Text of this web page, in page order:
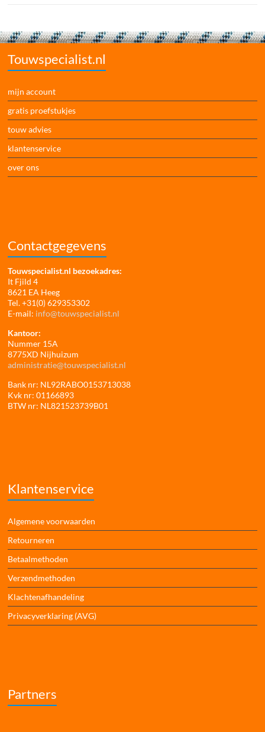
Touwspecialist.nl
mijn account
gratis proefstukjes
touw advies
klantenservice
over ons
Contactgegevens
Touwspecialist.nl bezoekadres:
It Fjild 4
8621 EA Heeg
Tel. +31(0) 629353302
E-mail: info@touwspecialist.nl
Kantoor:
Nummer 15A
8775XD Nijhuizum
administratie@touwspecialist.nl
Bank nr: NL92RABO0153713038
Kvk nr: 01166893
BTW nr: NL821523739B01
Klantenservice
Algemene voorwaarden
Retourneren
Betaalmethoden
Verzendmethoden
Klachtenafhandeling
Privacyverklaring (AVG)
Partners